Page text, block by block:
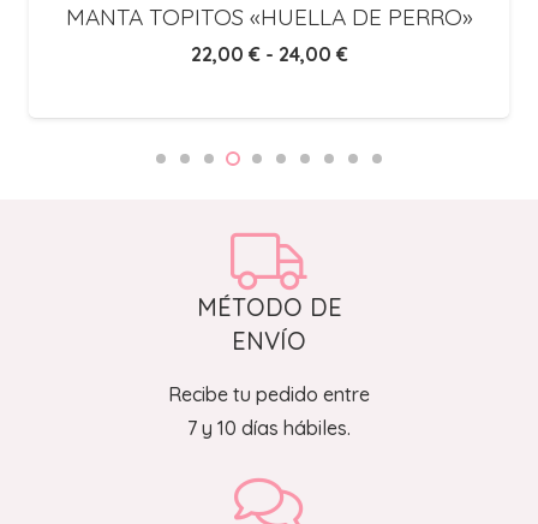
MANTA TOPITOS «HUELLA DE PERRO»
22,00 € - 24,00 €Rango
precios:
desde
MÉTODO DE
ENVÍO
Recibe tu pedido entre
7 y 10 días hábiles.